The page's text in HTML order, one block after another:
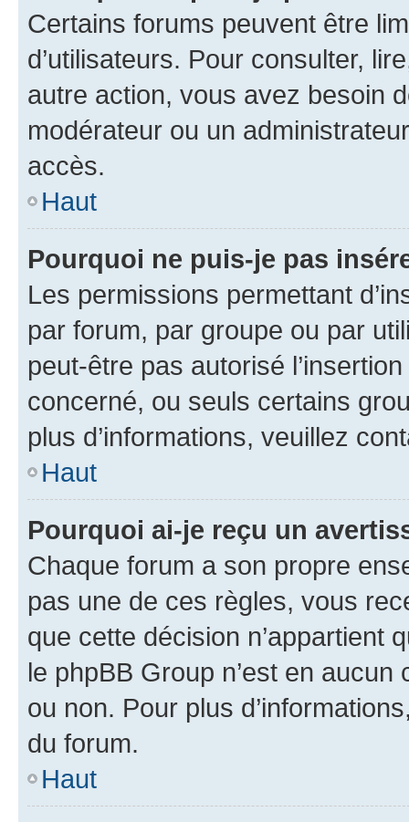
Certains forums peuvent être
d’utilisateurs. Pour consulter,
autre action, vous avez besoin
modérateur ou un
accès.
Haut
Pourquoi ne puis-je pas
Les permissions permettant
par forum, par groupe ou par
peut-être pas autorisé
concerné, ou seuls certains
plus d’informations, veuillez
Haut
Pourquoi ai-je reçu un
Chaque forum a son propre
pas une de ces règles, vous
que cette décision n’appartient
le phpBB Group n’est en
ou non. Pour plus
du forum.
Haut